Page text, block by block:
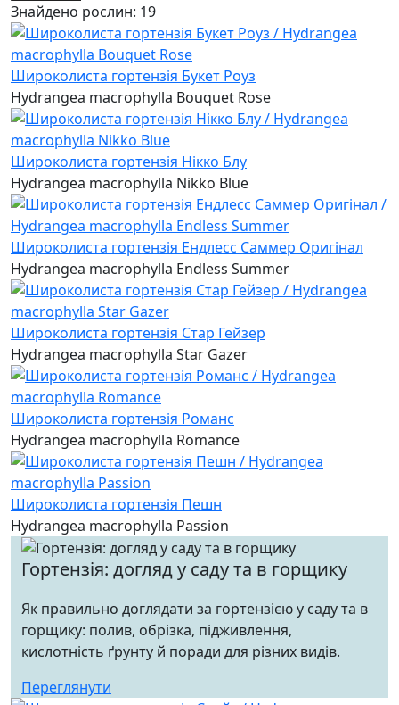
Знайдено рослин: 19
Широколиста гортензія Букет Роуз
Hydrangea macrophylla Bouquet Rose
Широколиста гортензія Нікко Блу
Hydrangea macrophylla Nikko Blue
Широколиста гортензія Ендлесс Саммер Оригінал
Hydrangea macrophylla Endless Summer
Широколиста гортензія Стар Гейзер
Hydrangea macrophylla Star Gazer
Широколиста гортензія Романс
Hydrangea macrophylla Romance
Широколиста гортензія Пешн
Hydrangea macrophylla Passion
Гортензія: догляд у саду та в горщику
Як правильно доглядати за гортензією у саду та в
горщику: полив, обрізка, підживлення,
кислотність ґрунту й поради для різних видів.
Переглянути